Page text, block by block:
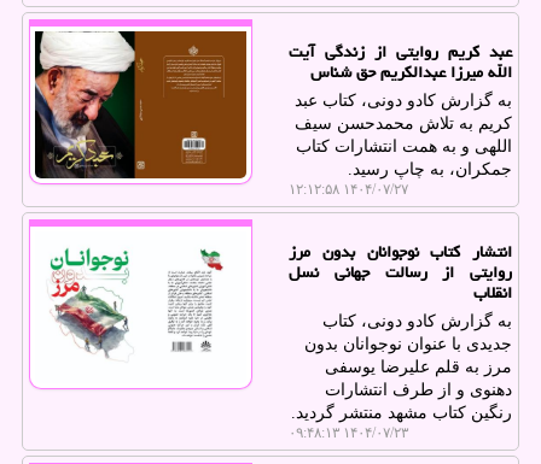
عبد کریم روایتی از زندگی آیت
الله میرزا عبدالکریم حق شناس
به گزارش کادو دونی، کتاب عبد
کریم به تلاش محمدحسن سیف
اللهی و به همت انتشارات کتاب
جمکران، به چاپ رسید.
۱۴۰۴/۰۷/۲۷ ۱۲:۱۲:۵۸
انتشار کتاب نوجوانان بدون مرز
روایتی از رسالت جهانی نسل
انقلاب
به گزارش کادو دونی، کتاب
جدیدی با عنوان نوجوانان بدون
مرز به قلم علیرضا یوسفی
دهنوی و از طرف انتشارات
رنگین کتاب مشهد منتشر گردید.
۱۴۰۴/۰۷/۲۳ ۰۹:۴۸:۱۳